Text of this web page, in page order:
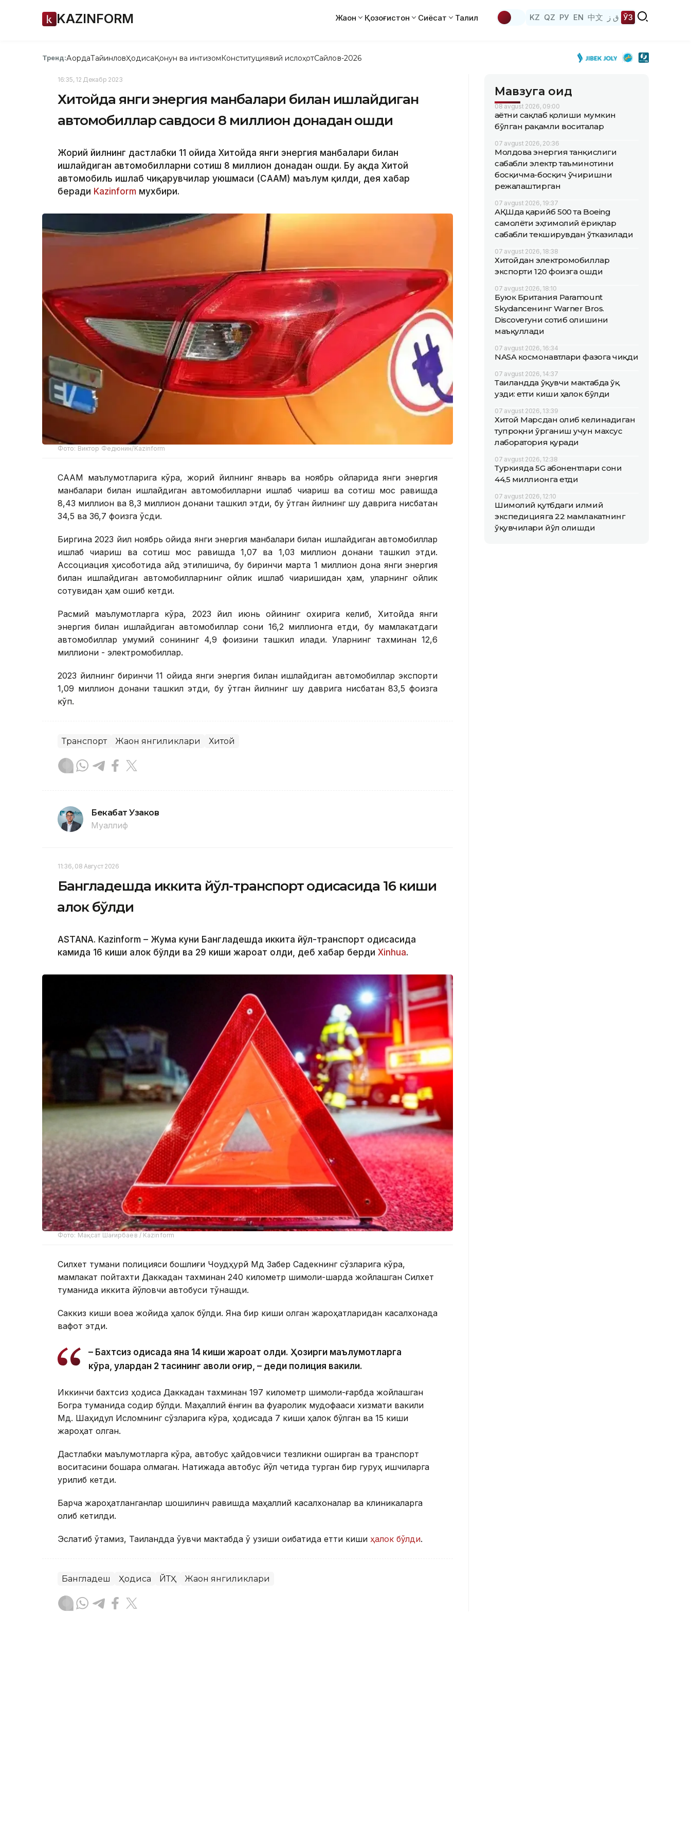
KAZINFORM Жаҳон Қозоғистон Сиёсат Таҳлил KZ QZ РУ EN 中文 ق ز ЎЗ
Тренд:АқордаТайинловҲодисаҚонун ва интизомКонституциявий ислоҳотСайлов-2026
16:35, 12 Декабр 2023
Хитойда янги энергия манбалари билан ишлайдиган
автомобиллар савдоси 8 миллион донадан ошди
Жорий йилнинг дастлабки 11 ойида Хитойда янги энергия манбалари билан
ишлайдиган автомобилларни сотиш 8 миллион донадан ошди. Бу ҳақда Хитой
автомобиль ишлаб чиқарувчилар уюшмаси (CААМ) маълум қилди, дея хабар
беради Kazinform мухбири.
Фото: Виктор Федюнин/Kazinform
CААМ маълумотларига кўра, жорий йилнинг январь ва ноябрь ойларида янги энергия
манбалари билан ишлайдиган автомобилларни ишлаб чиқариш ва сотиш мос равишда
8,43 миллион ва 8,3 миллион донани ташкил этди, бу ўтган йилнинг шу даврига нисбатан
34,5 ва 36,7 фоизга ўсди.
Биргина 2023 йил ноябрь ойида янги энергия манбалари билан ишлайдиган автомобиллар
ишлаб чиқариш ва сотиш мос равишда 1,07 ва 1,03 миллион донани ташкил этди.
Ассоциация ҳисоботида қайд этилишича, бу биринчи марта 1 миллион дона янги энергия
билан ишлайдиган автомобилларнинг ойлик ишлаб чиқаришидан ҳам, уларнинг ойлик
сотувидан ҳам ошиб кетди.
Расмий маълумотларга кўра, 2023 йил июнь ойининг охирига келиб, Хитойда янги
энергия билан ишлайдиган автомобиллар сони 16,2 миллионга етди, бу мамлакатдаги
автомобиллар умумий сонининг 4,9 фоизини ташкил қилади. Уларнинг тахминан 12,6
миллиони - электромобиллар.
2023 йилнинг биринчи 11 ойида янги энергия билан ишлайдиган автомобиллар экспорти
1,09 миллион донани ташкил этди, бу ўтган йилнинг шу даврига нисбатан 83,5 фоизга
кўп.
Транспорт Жаҳон янгиликлари Хитой
Бекабат Узаков
Муаллиф
11:36, 08 Август 2026
Бангладешда иккита йўл-транспорт ҳодисасида 16 киши
ҳалок бўлди
ASTANА. Кazinform – Жума куни Бангладешда иккита йўл-транспорт ҳодисасида
камида 16 киши ҳалок бўлди ва 29 киши жароҳат олди, деб хабар берди Xinhua.
Фото: Мақсат Шағирбаев / Kazinform
Силхет тумани полицияси бошлиғи Чоудҳурй Мд Забер Садекнинг сўзларига кўра,
мамлакат пойтахти Даккадан тахминан 240 километр шимоли-шарқда жойлашган Силхет
туманида иккита йўловчи автобуси тўқнашди.
Саккиз киши воқеа жойида ҳалок бўлди. Яна бир киши олган жароҳатларидан касалхонада
вафот этди.
– Бахтсиз ҳодисада яна 14 киши жароҳат олди. Ҳозирги маълумотларга
кўра, улардан 2 тасининг аҳволи оғир, – деди полиция вакили.
Иккинчи бахтсиз ҳодиса Даккадан тахминан 197 километр шимоли-ғарбда жойлашган
Богра туманида содир бўлди. Маҳаллий ёнғин ва фуқаролик мудофааси хизмати вакили
Мд. Шаҳидул Исломнинг сўзларига кўра, ҳодисада 7 киши ҳалок бўлган ва 15 киши
жароҳат олган.
Дастлабки маълумотларга кўра, автобус ҳайдовчиси тезликни оширган ва транспорт
воситасини бошқара олмаган. Натижада автобус йўл четида турган бир гуруҳ ишчиларга
урилиб кетди.
Барча жароҳатланганлар шошилинч равишда маҳаллий касалхоналар ва клиникаларга
олиб кетилди.
Эслатиб ўтамиз, Таиландда ўқувчи мактабда ўқ узиши оқибатида етти киши ҳалок бўлди.
Бангладеш Ҳодиса ЙТҲ Жаҳон янгиликлари
Мавзуга оид
08 avgust 2026, 09:00
Ҳаётни сақлаб қолиши мумкин
бўлган рақамли воситалар
07 avgust 2026, 20:36
Молдова энергия танқислиги
сабабли электр таъминотини
босқичма-босқич ўчиришни
режалаштирган
07 avgust 2026, 19:37
АҚШда қарийб 500 та Boeing
самолёти эҳтимолий ёриқлар
сабабли текширувдан ўтказилади
07 avgust 2026, 18:38
Хитойдан электромобиллар
экспорти 120 фоизга ошди
07 avgust 2026, 18:10
Буюк Британия Paramount
Skydanceнинг Warner Bros.
Discoveryни сотиб олишини
маъқуллади
07 avgust 2026, 16:34
NASA космонавтлари фазога чиқди
07 avgust 2026, 14:37
Таиландда ўқувчи мактабда ўқ
узди: етти киши ҳалок бўлди
07 avgust 2026, 13:39
Хитой Марсдан олиб келинадиган
тупроқни ўрганиш учун махсус
лаборатория қуради
07 avgust 2026, 12:38
Туркияда 5G абонентлари сони
44,5 миллионга етди
07 avgust 2026, 12:10
Шимолий қутбдаги илмий
экспедицияга 22 мамлакатнинг
ўқувчилари йўл олишди